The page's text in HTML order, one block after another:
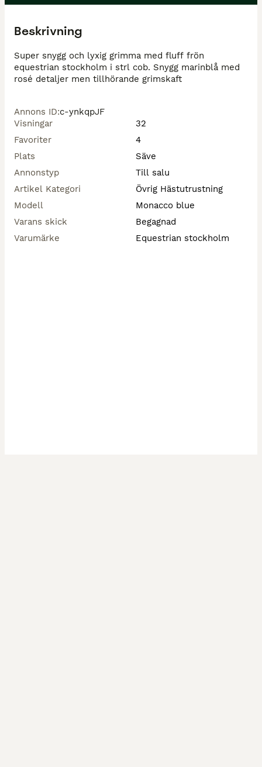
Beskrivning
Super snygg och lyxig grimma med fluff frön
equestrian stockholm i strl cob. Snygg marinblå med
Annons ID:c-ynkqpJF
Visningar
32
Favoriter
4
Plats
Säve
Annonstyp
Till salu
Artikel Kategori
Övrig Hästutrustning
Modell
Monacco blue
Varans skick
Begagnad
Varumärke
Equestrian stockholm